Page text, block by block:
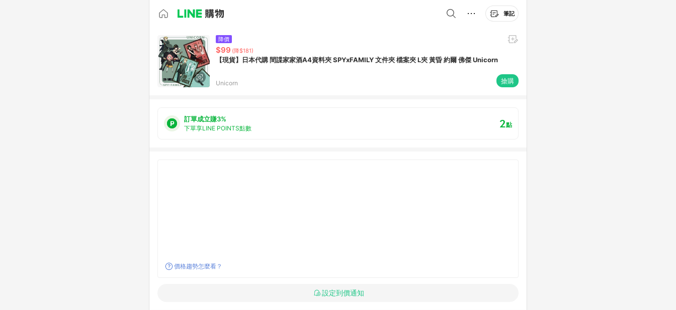
筆記
降價
$99 (降$181)
【現貨】日本代購 間諜家家酒A4資料夾 SPYxFAMILY 文件夾 檔案夾 L夾 黃昏 約爾 佛傑 Unicorn
Unicorn 搶購
訂單成立賺3%
下單享LINE POINTS點數 2點
價格趨勢怎麼看？
設定到價通知